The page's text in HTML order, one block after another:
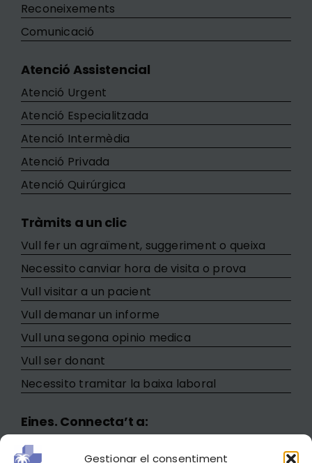
Gestionar el consentiment
Reconeixements
Comunicació
Atenció Assistencial
Atenció Urgent
Atenció Especialitzada
Atenció Intermèdia
Atenció Privada
Atenció Quirúrgica
Tràmits a un clic
Vull fer un agraïment, suggeriment o queixa
Necessito canviar hora de visita o prova
Vull visitar a un pacient
Vull demanar un informe
Vull una segona opinio medica
Vull ser donant
Necessito tramitar la baixa laboral
Eines. Connecta’t a:
Minerva